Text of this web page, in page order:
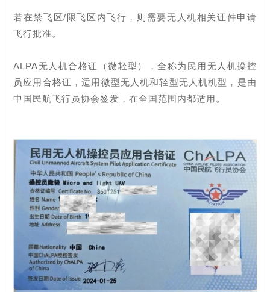
若在禁飞区/限飞区内飞行，则需要无人机相关证件申请
飞行批准。
ALPA无人机合格证（微轻型），全称为民用无人机操控
员应用合格证，适用微型无人机和轻型无人机机型，是由
中国民航飞行员协会签发，在全国范围内都适用。